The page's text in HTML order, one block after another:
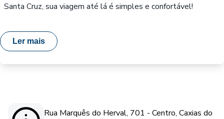
Santa Cruz, sua viagem até lá é simples e confortável!
Ler mais
Rua Marquês do Herval, 701 - Centro, Caxias do